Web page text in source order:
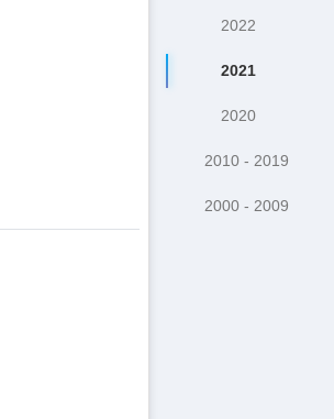
2022
2021
2020
2010 - 2019
2000 - 2009